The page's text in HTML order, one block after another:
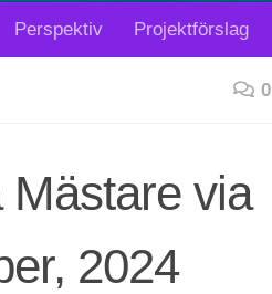
Perspektiv Projektförslag
0
Mästare via
2024